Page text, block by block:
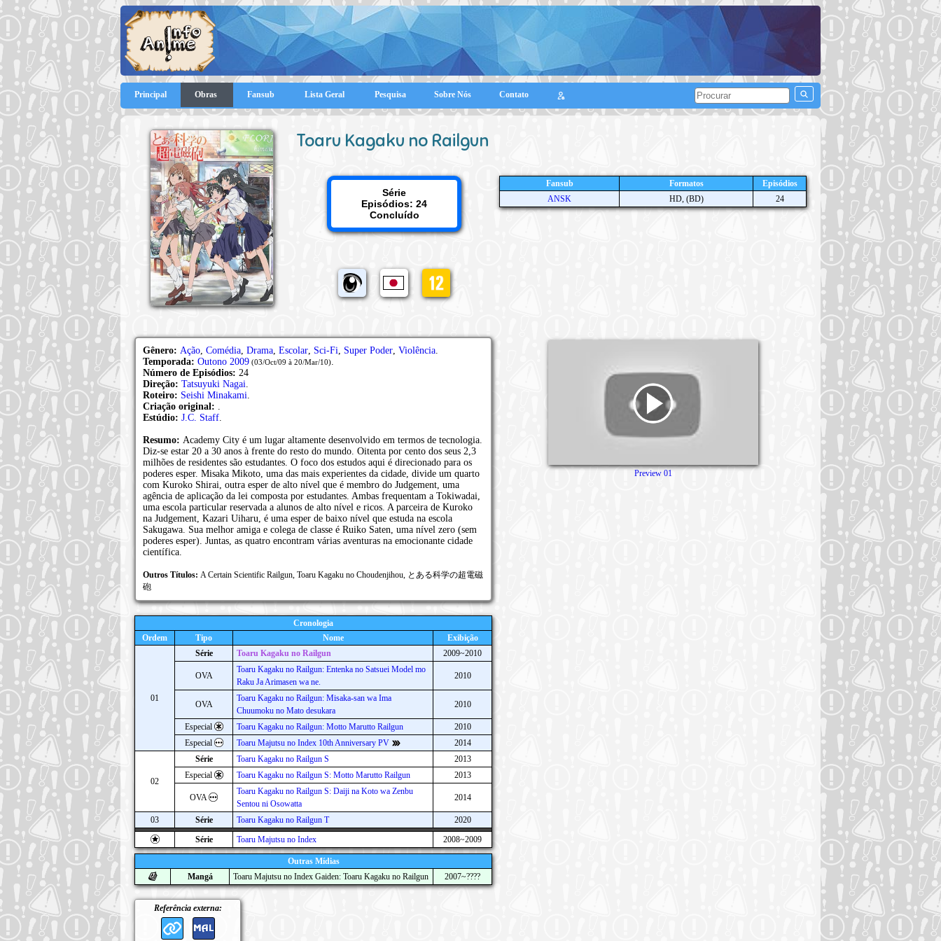
Principal Obras Fansub Lista Geral Pesquisa Sobre Nós Contato
Toaru Kagaku no Railgun
Série
Episódios: 24
Concluído
Fansub Formatos
Episódios
ANSK
HD, (BD) 24
Gênero: Ação, Comédia, Drama, Escolar, Sci-Fi, Super Poder, Violência.
Temporada: Outono 2009 (03/Oct/09 à 20/Mar/10).
Número de Episódios: 24
Direção: Tatsuyuki Nagai.
Roteiro: Seishi Minakami.
Criação original: .
Estúdio: J.C. Staff.
Resumo: Academy City é um lugar altamente desenvolvido em termos de tecnologia.
Diz-se estar 20 a 30 anos à frente do resto do mundo. Oitenta por cento dos seus 2,3
milhões de residentes são estudantes. O foco dos estudos aqui é direcionado para os
poderes esper. Misaka Mikoto, uma das mais experientes da cidade, divide um quarto
com Kuroko Shirai, outra esper de alto nível que é membro do Judgement, uma
agência de aplicação da lei composta por estudantes. Ambas frequentam a Tokiwadai,
uma escola particular reservada a alunos de alto nível e ricos. A parceira de Kuroko
na Judgement, Kazari Uiharu, é uma esper de baixo nível que estuda na escola
Sakugawa. Sua melhor amiga e colega de classe é Ruiko Saten, uma nível zero (sem
poderes esper). Juntas, as quatro encontram várias aventuras na emocionante cidade
científica.
Outros Títulos: A Certain Scientific Railgun, Toaru Kagaku no Choudenjihou, とある科学の超電磁
砲
Cronologia
Ordem
Tipo Nome Exibição
01
Série Toaru Kagaku no Railgun 2009~2010
OVA
Toaru Kagaku no Railgun: Entenka no Satsuei Model mo
Raku Ja Arimasen wa ne.
2010
OVA
Toaru Kagaku no Railgun: Misaka-san wa Ima
Chuumoku no Mato desukara
2010
Especial Toaru Kagaku no Railgun: Motto Marutto Railgun
2010
Especial
Toaru Majutsu no Index 10th Anniversary PV 2014
02
Série Toaru Kagaku no Railgun S
2013
Especial
Toaru Kagaku no Railgun S: Motto Marutto Railgun 2013
OVA
Toaru Kagaku no Railgun S: Daiji na Koto wa Zenbu
Sentou ni Osowatta
2014
03 Série Toaru Kagaku no Railgun T
2020
Série
Toaru Majutsu no Index 2008~2009
Outras Mídias
Mangá
Toaru Majutsu no Index Gaiden: Toaru Kagaku no Railgun 2007~????
Referência externa:
Preview 01